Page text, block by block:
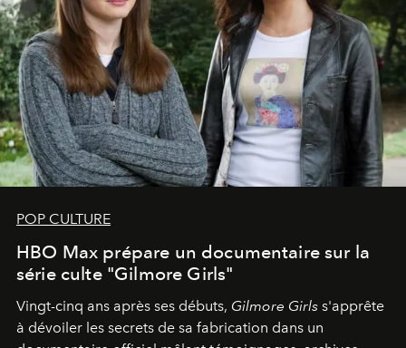
POP CULTURE
HBO Max prépare un documentaire sur la
série culte "Gilmore Girls"
Vingt-cinq ans après ses débuts, Gilmore Girls s'apprête
à dévoiler les secrets de sa fabrication dans un